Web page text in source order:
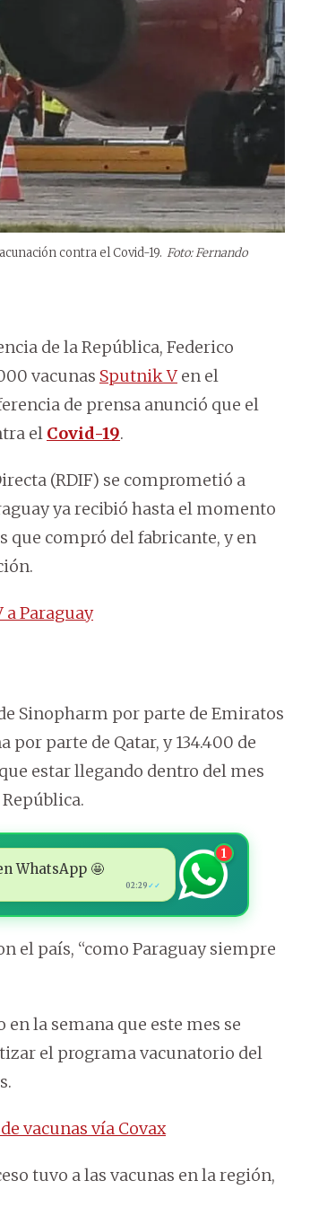
contra el Covid-19. Foto: Fernando
de la República, Federico
vacunas Sputnik V en el
de prensa anunció que el
el Covid-19.
(RDIF) se comprometió a
ya recibió hasta el momento
que compró del fabricante, y en
Paraguay
Sinopharm por parte de Emiratos
parte de Qatar, y 134.400 de
estar llegando dentro del mes
WhatsApp 🤩
02:29 ✓✓
1
el país, “como Paraguay siempre
la semana que este mes se
el programa vacunatorio del
vacunas vía Covax
tuvo a las vacunas en la región,